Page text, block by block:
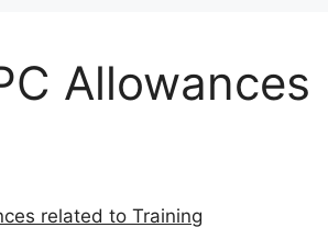
Allowances
related to Training